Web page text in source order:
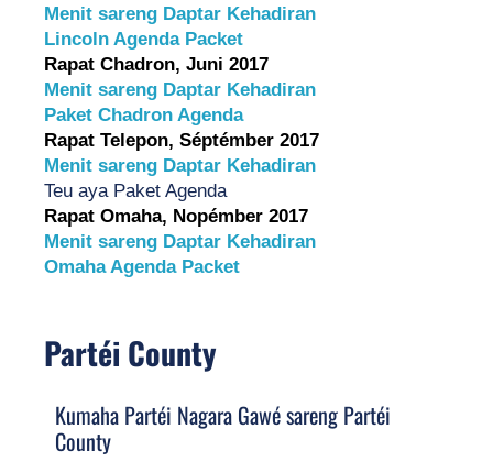
Menit sareng Daptar Kehadiran
Lincoln Agenda Packet
Rapat Chadron, Juni 2017
Menit sareng Daptar Kehadiran
Paket Chadron Agenda
Rapat Telepon, Séptémber 2017
Menit sareng Daptar Kehadiran
Teu aya Paket Agenda
Rapat Omaha, Nopémber 2017
Menit sareng Daptar Kehadiran
Omaha Agenda Packet
Partéi County
Kumaha Partéi Nagara Gawé sareng Partéi
County